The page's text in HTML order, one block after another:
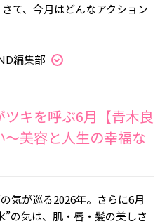
て、今月はどんなアクション
編集部
キを呼ぶ6月【青木良
美容と人生の幸福な
気が巡る2026年。さらに6月
”の気は、肌・唇・髪の美しさ